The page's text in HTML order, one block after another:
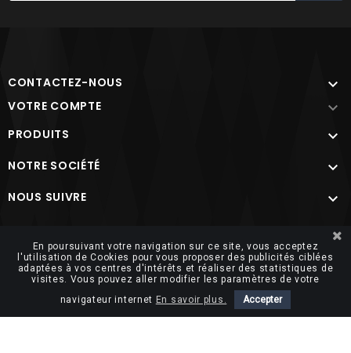
CONTACTEZ-NOUS 
VOTRE COMPTE 
PRODUITS 
NOTRE SOCIÉTÉ 
NOUS SUIVRE 
En poursuivant votre navigation sur ce site, vous acceptez
l'utilisation de Cookies pour vous proposer des publicités ciblées
adaptées à vos centres d'intérêts et réaliser des statistiques de
visites. Vous pouvez aller modifier les paramètres de votre
navigateur internet En savoir plus. Accepter